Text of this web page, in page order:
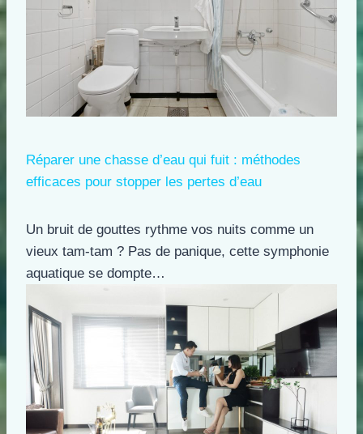
Réparer une chasse d’eau qui fuit : méthodes
efficaces pour stopper les pertes d’eau
Un bruit de gouttes rythme vos nuits comme un
vieux tam-tam ? Pas de panique, cette symphonie
aquatique se dompte…